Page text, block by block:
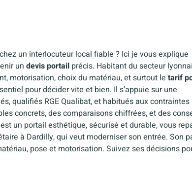
un interlocuteur local fiable ? Ici je vous explique
un devis portail précis. Habitant du secteur
motorisation, choix du matériau, et surtout le tarif
pour décider vite et bien. Il s’appuie sur une
qualifiés RGE Qualibat, et habitués aux contraintes
concrets, des comparaisons chiffrées, et des
un portail esthétique, sécurisé et durable, vous
à Dardilly, qui veut moderniser son entrée. Son
pose et motorisation. Suivez ses décisions